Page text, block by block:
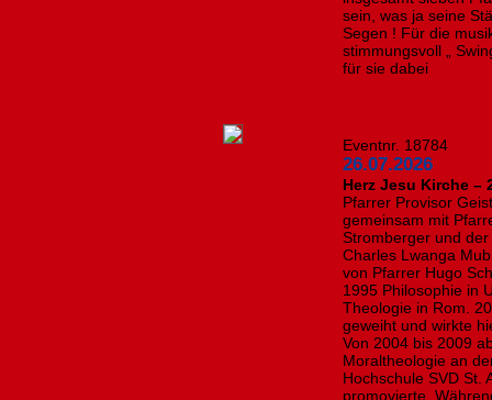
sein, was ja seine
Segen ! Für die
stimmungsvoll „
für sie dabei
Eventnr. 18784
26.07.2026
Herz Jesu Kirche –
Pfarrer Provisor
gemeinsam mit
Stromberger und
Charles Lwanga
von Pfarrer Hugo
1995 Philosophie in
Theologie in Rom.
geweiht und wirkte
Von 2004 bis 2009
Moraltheologie an
Hochschule SVD St.
promovierte.